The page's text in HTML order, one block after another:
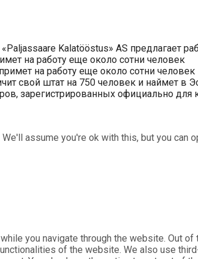
Kalatööstus» AS предлагает
на работу еще около сотни человек
на работу еще около сотни человек
свой штат на 750 человек и наймет в
зарегистрированных официально
assume you're ok with this, but you can
you navigate through the website. Out
of the website. We also use